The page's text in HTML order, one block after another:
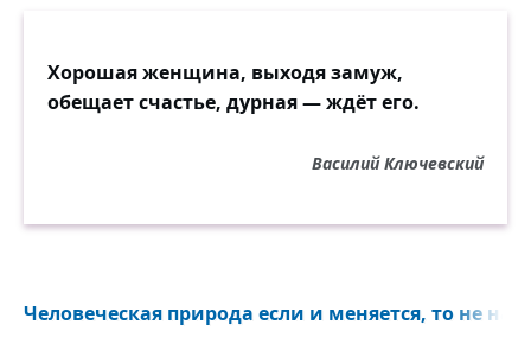
Хорошая женщина, выходя замуж,
обещает счастье, дурная — ждёт его.
Василий Ключевский
Человеческая природа если и меняется, то не